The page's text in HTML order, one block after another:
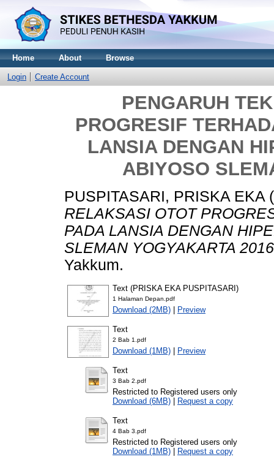
Home About Browse
Login Create Account
PENGARUH
PROGRESIF
LANSIA DENGAN
ABIYOSO
PUSPITASARI, PRISKA EKA
RELAKSASI OTOT
PADA LANSIA DENGAN
SLEMAN YOGYAKARTA
Yakkum.
Text (PRISKA EKA PUSPITASARI)
1 Halaman Depan.pdf
Download (2MB) | Preview
Text
2 Bab 1.pdf
Download (1MB) | Preview
Text
3 Bab 2.pdf
Restricted to Registered users only
Download (6MB) | Request a copy
Text
4 Bab 3.pdf
Restricted to Registered users only
Download (1MB) | Request a copy